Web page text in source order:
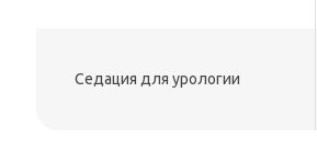
Седация для урологии